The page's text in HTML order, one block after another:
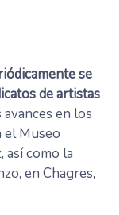
se
de artistas
en los
el Museo
como la
en Chagres,